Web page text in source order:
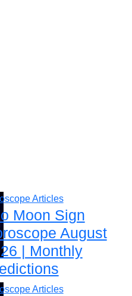
Articles
Moon Sign
August
| Monthly
Articles